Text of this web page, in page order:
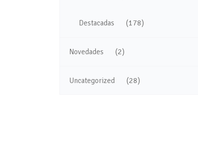
Destacadas (178)
Novedades (2)
Uncategorized (28)